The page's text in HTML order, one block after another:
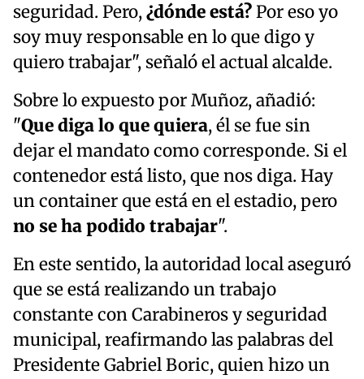
seguridad. Pero,¿dónde está?Por eso yo
soy muy responsable en lo que digo y
quiero trabajar", señaló el actual alcalde.
Sobre lo expuesto por Muñoz, añadió:
"Que diga lo que quiera, él se fue sin
dejar el mandato como corresponde. Si el
contenedor está listo, que nos diga. Hay
un container que está en el estadio, pero
no se ha podido trabajar".
En este sentido, la autoridad local aseguró
que se está realizando un trabajo
constante con Carabineros y seguridad
municipal, reafirmando las palabras del
Presidente Gabriel Boric, quien hizo un